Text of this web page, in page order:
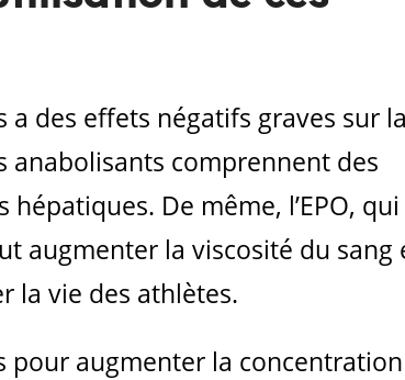
des effets négatifs graves sur
anabolisants comprennent des
De même, l’EPO,
augmenter la viscosité du sang
la vie des athlètes.
pour augmenter la